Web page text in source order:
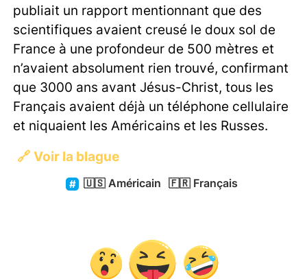
publiait un rapport mentionnant que des
scientifiques avaient creusé le doux sol de
France à une profondeur de 500 mètres et
n’avaient absolument rien trouvé, confirmant
que 3000 ans avant Jésus-Christ, tous les
Français avaient déjà un téléphone cellulaire
et niquaient les Américains et les Russes.
🔗 Voir la blague
🇺🇸 Américain 🇫🇷Français